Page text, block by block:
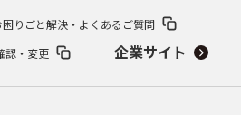
困りごと解決・よくあるご質問
認・変更 企業サイト